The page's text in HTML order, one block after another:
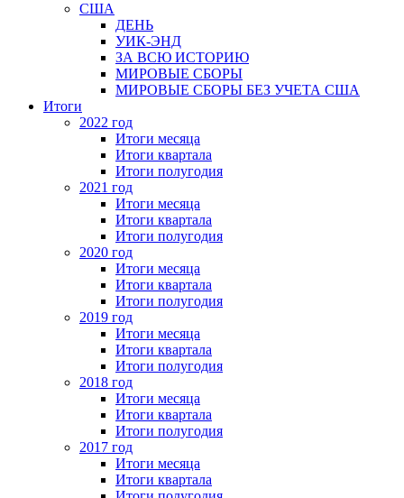
США
ДЕНЬ
УИК-ЭНД
ЗА ВСЮ ИСТОРИЮ
МИРОВЫЕ СБОРЫ
МИРОВЫЕ СБОРЫ БЕЗ УЧЕТА США
Итоги
2022 год
Итоги месяца
Итоги квартала
Итоги полугодия
2021 год
Итоги месяца
Итоги квартала
Итоги полугодия
2020 год
Итоги месяца
Итоги квартала
Итоги полугодия
2019 год
Итоги месяца
Итоги квартала
Итоги полугодия
2018 год
Итоги месяца
Итоги квартала
Итоги полугодия
2017 год
Итоги месяца
Итоги квартала